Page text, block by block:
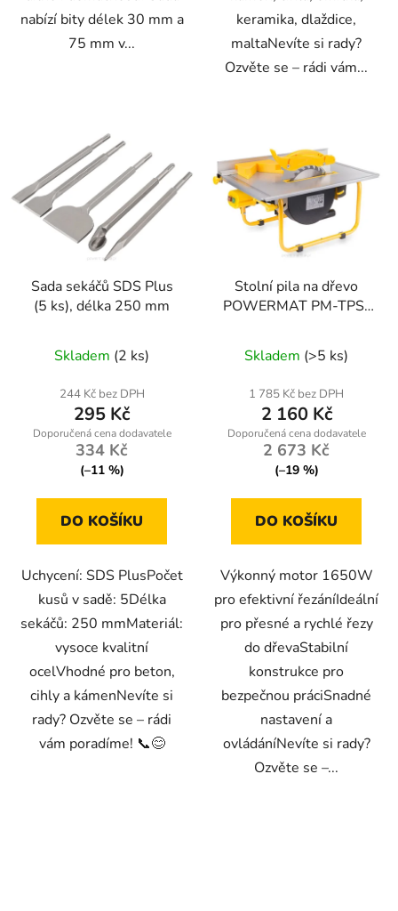
nabízí bity délek 30 mm a
75 mm v...
keramika, dlaždice,
maltaNevíte si rady?
Ozvěte se – rádi vám...
Sada sekáčů SDS Plus
(5 ks), délka 250 mm
Skladem (2 ks)
244 Kč bez DPH
295 Kč
334 Kč
(–11 %)
DO KOŠÍKU
Uchycení: SDS PlusPočet
kusů v sadě: 5Délka
sekáčů: 250 mmMateriál:
vysoce kvalitní
ocelVhodné pro beton,
cihly a kámenNevíte si
rady? Ozvěte se – rádi
vám poradíme! 📞😊
Stolní pila na dřevo
POWERMAT PM-TPS-
Skladem (>5 ks)
1 785 Kč bez DPH
2 160 Kč
2 673 Kč
(–19 %)
DO KOŠÍKU
Výkonný motor 1650W
pro efektivní řezáníIdeální
pro přesné a rychlé řezy
do dřevaStabilní
konstrukce pro
bezpečnou práciSnadné
nastavení a
ovládáníNevíte si rady?
Ozvěte se –...